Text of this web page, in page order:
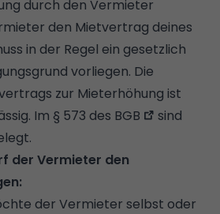
durch den Vermieter
den Mietvertrag deines
in der Regel ein gesetzlich
vorliegen. Die
zur Mieterhöhung ist
Im § 573 des BGB
sind
der Vermieter den
der Vermieter selbst oder